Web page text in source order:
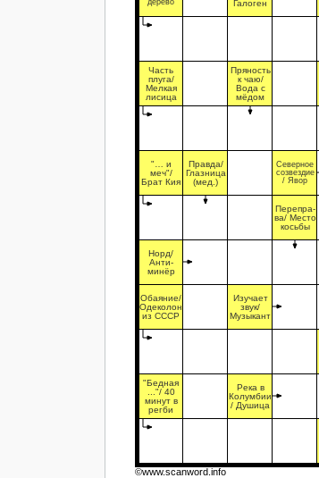
Галоген
Часть
плуга/
Мелкая
лисица
Пряность
к чаю/
Вода с
мёдом
"… и
меч"/
Брат Кия
Правда/
Глазница
(мед.)
Северное
созвездие
/ Явор
Перепра-
ва/ Место
косьбы
Норд/
Анти-
минёр
Обаяние/
Одеколон
из СССР
Изучает
звук/
Музыкант
"Бедная
..."/ 40
минут в
регби
Река в
Колумбии
/ Душица
©www.scanword.info